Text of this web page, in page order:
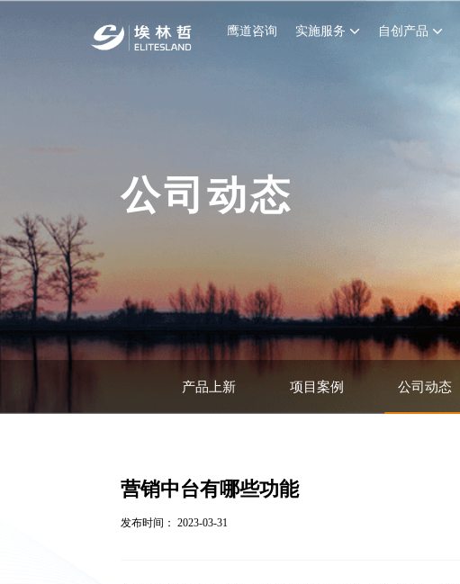
鹰道咨询 实施服务 自创产品
公司动态
产品上新 项目案例 公司动态
营销中台有哪些功能
发布时间： 2023-03-31